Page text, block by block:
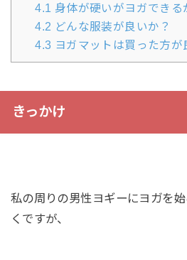
4.1 身体が硬いがヨガできる
4.2 どんな服装が良いか？
4.3 ヨガマットは買った方が
きっかけ
私の周りの男性ヨギーにヨガを
くですが、